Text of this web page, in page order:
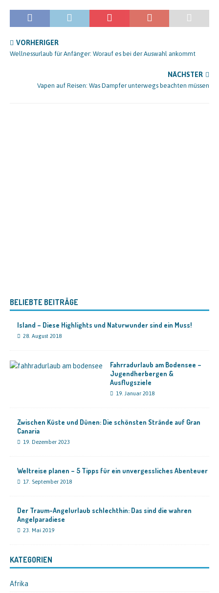
VORHERIGER
Wellnessurlaub für Anfänger: Worauf es bei der Auswahl ankommt
NÄCHSTER
Vapen auf Reisen: Was Dampfer unterwegs beachten müssen
BELIEBTE BEITRÄGE
Island – Diese Highlights und Naturwunder sind ein Muss!
28. August 2018
Fahrradurlaub am Bodensee –
Jugendherbergen &
Ausflugsziele
19. Januar 2018
Zwischen Küste und Dünen: Die schönsten Strände auf Gran
Canaria
19. Dezember 2023
Weltreise planen – 5 Tipps für ein unvergessliches Abenteuer
17. September 2018
Der Traum-Angelurlaub schlechthin: Das sind die wahren
Angelparadiese
23. Mai 2019
KATEGORIEN
Afrika